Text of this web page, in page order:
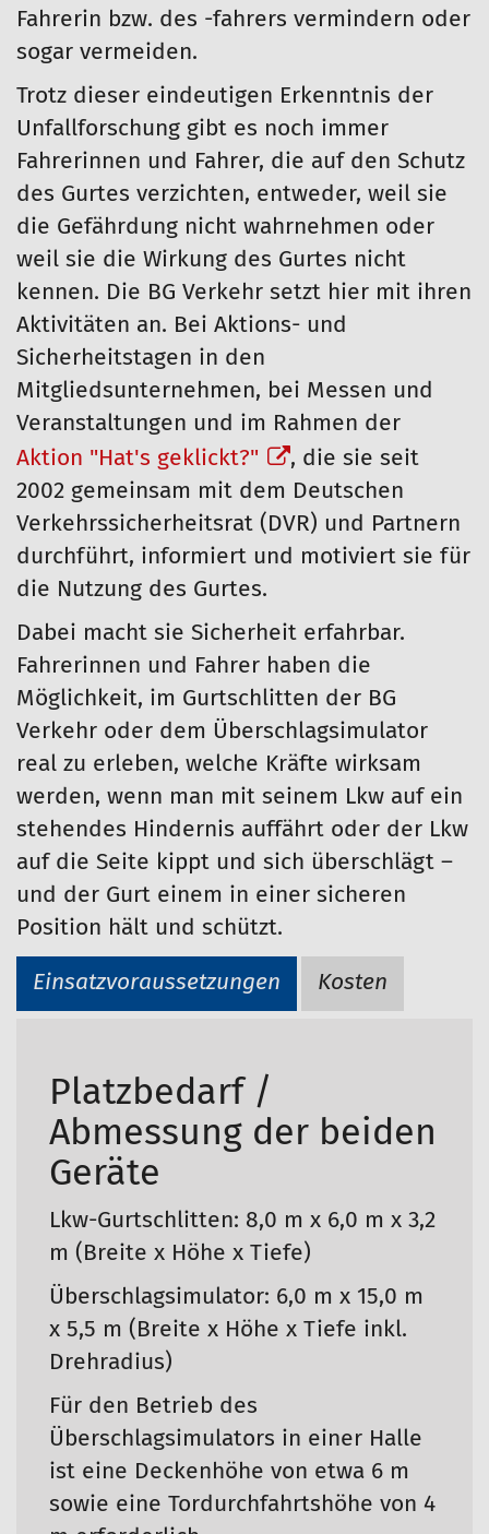
Fahrerin bzw. des -fahrers vermindern oder
sogar vermeiden.
Trotz dieser eindeutigen Erkenntnis der
Unfallforschung gibt es noch immer
Fahrerinnen und Fahrer, die auf den Schutz
des Gurtes verzichten, entweder, weil sie
die Gefährdung nicht wahrnehmen oder
weil sie die Wirkung des Gurtes nicht
kennen. Die BG Verkehr setzt hier mit ihren
Aktivitäten an. Bei Aktions- und
Sicherheitstagen in den
Mitgliedsunternehmen, bei Messen und
Veranstaltungen und im Rahmen der
Aktion "Hat's geklickt?"
, die sie seit
2002 gemeinsam mit dem Deutschen
Verkehrssicherheitsrat (DVR) und Partnern
durchführt, informiert und motiviert sie für
die Nutzung des Gurtes.
Dabei macht sie Sicherheit erfahrbar.
Fahrerinnen und Fahrer haben die
Möglichkeit, im Gurtschlitten der BG
Verkehr oder dem Überschlagsimulator
real zu erleben, welche Kräfte wirksam
werden, wenn man mit seinem Lkw auf ein
stehendes Hindernis auffährt oder der Lkw
auf die Seite kippt und sich überschlägt –
und der Gurt einem in einer sicheren
Position hält und schützt.
Einsatzvoraussetzungen Kosten
Platzbedarf /
Abmessung der beiden
Geräte
Lkw-Gurtschlitten: 8,0 m x 6,0 m x 3,2
m (Breite x Höhe x Tiefe)
Überschlagsimulator: 6,0 m x 15,0 m
x 5,5 m (Breite x Höhe x Tiefe inkl.
Drehradius)
Für den Betrieb des
Überschlagsimulators in einer Halle
ist eine Deckenhöhe von etwa 6 m
sowie eine Tordurchfahrtshöhe von 4